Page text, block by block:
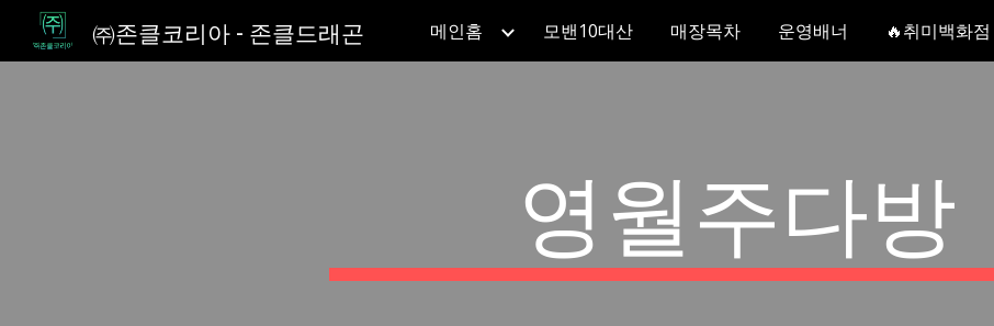
Skip to main content Skip to navigation
㈜존클코리아 - 존클드래곤 메인홈 모밴10대산 매장목차 운영배너 🔥취미백화점
영월주다방